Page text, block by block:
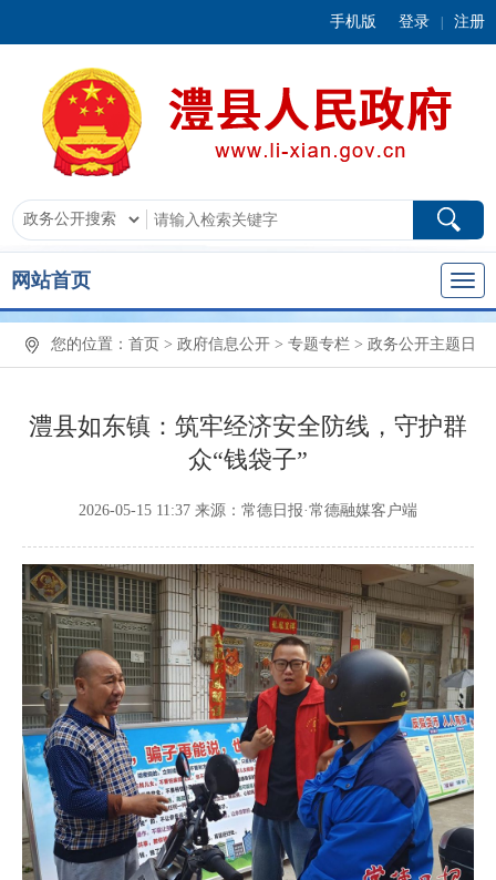
手机版 登录 注册
网站首页
您的位置： 首页 > 政府信息公开 > 专题专栏 > 政务公开主题日
澧县如东镇：筑牢经济安全防线，守护群
众“钱袋子”
2026-05-15 11:37 来源：常德日报·常德融媒客户端